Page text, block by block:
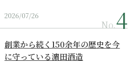
2026/07/26
No.
創業から続く150余年の歴史を今
に守っている濵田酒造